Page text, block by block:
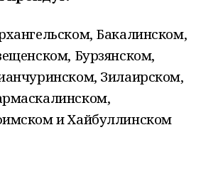
Бакалинском,
Бурзянском,
Зилаирском,
и Хайбуллинском